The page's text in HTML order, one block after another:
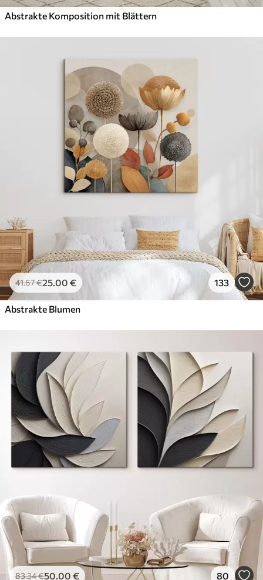
Abstrakte Komposition mit Blättern
41.67€25.00 € 133
Abstrakte Blumen
83.34€50.00 € 80